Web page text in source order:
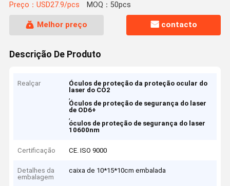
Preço：USD27.9/pcs MOQ：50pcs
Melhor preço contacto
Descrição De Produto
Realçar
Óculos de proteção da proteção ocular do
laser do CO2
,
Óculos de proteção de segurança do laser
de OD6+
,
óculos de proteção de segurança do laser
10600nm
Certificação CE. ISO 9000
Detalhes da
embalagem
caixa de 10*15*10cm embalada